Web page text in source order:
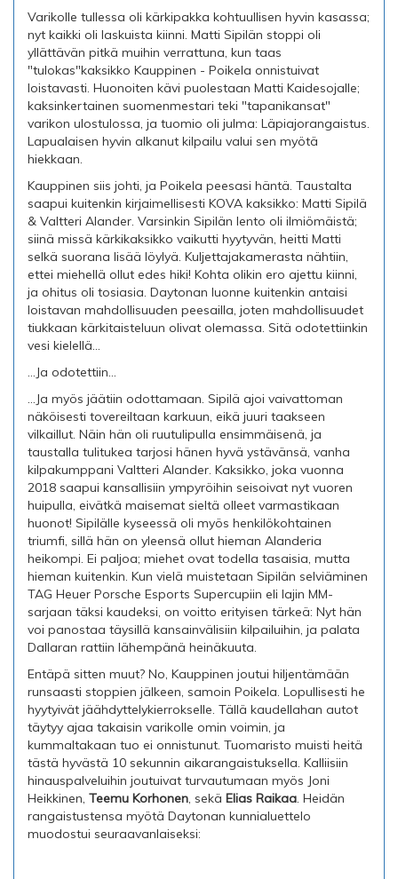
Varikolle tullessa oli kärkipakka kohtuullisen hyvin kasassa;
nyt kaikki oli laskuista kiinni. Matti Sipilän stoppi oli
yllättävän pitkä muihin verrattuna, kun taas
"tulokas"kaksikko Kauppinen - Poikela onnistuivat
loistavasti. Huonoiten kävi puolestaan Matti Kaidesojalle;
kaksinkertainen suomenmestari teki "tapanikansat"
varikon ulostulossa, ja tuomio oli julma: Läpiajorangaistus.
Lapualaisen hyvin alkanut kilpailu valui sen myötä
hiekkaan.
Kauppinen siis johti, ja Poikela peesasi häntä. Taustalta
saapui kuitenkin kirjaimellisesti KOVA kaksikko: Matti Sipilä
& Valtteri Alander. Varsinkin Sipilän lento oli ilmiömäistä;
siinä missä kärkikaksikko vaikutti hyytyvän, heitti Matti
selkä suorana lisää löylyä. Kuljettajakamerasta nähtiin,
ettei miehellä ollut edes hiki! Kohta olikin ero ajettu kiinni,
ja ohitus oli tosiasia. Daytonan luonne kuitenkin antaisi
loistavan mahdollisuuden peesailla, joten mahdollisuudet
tiukkaan kärkitaisteluun olivat olemassa. Sitä odotettiinkin
vesi kielellä...
...Ja odotettiin...
...Ja myös jäätiin odottamaan. Sipilä ajoi vaivattoman
näköisesti tovereiltaan karkuun, eikä juuri taakseen
vilkaillut. Näin hän oli ruutulipulla ensimmäisenä, ja
taustalla tulitukea tarjosi hänen hyvä ystävänsä, vanha
kilpakumppani Valtteri Alander. Kaksikko, joka vuonna
2018 saapui kansallisiin ympyröihin seisoivat nyt vuoren
huipulla, eivätkä maisemat sieltä olleet varmastikaan
huonot! Sipilälle kyseessä oli myös henkilökohtainen
triumfi, sillä hän on yleensä ollut hieman Alanderia
heikompi. Ei paljoa; miehet ovat todella tasaisia, mutta
hieman kuitenkin. Kun vielä muistetaan Sipilän selviäminen
TAG Heuer Porsche Esports Supercupiin eli lajin MM-
sarjaan täksi kaudeksi, on voitto erityisen tärkeä: Nyt hän
voi panostaa täysillä kansainvälisiin kilpailuihin, ja palata
Dallaran rattiin lähempänä heinäkuuta.
Entäpä sitten muut? No, Kauppinen joutui hiljentämään
runsaasti stoppien jälkeen, samoin Poikela. Lopullisesti he
hyytyivät jäähdyttelykierrokselle. Tällä kaudellahan autot
täytyy ajaa takaisin varikolle omin voimin, ja
kummaltakaan tuo ei onnistunut. Tuomaristo muisti heitä
tästä hyvästä 10 sekunnin aikarangaistuksella. Kalliisiin
hinauspalveluihin joutuivat turvautumaan myös Joni
Heikkinen, Teemu Korhonen, sekä Elias Raikaa. Heidän
rangaistustensa myötä Daytonan kunnialuettelo
muodostui seuraavanlaiseksi: